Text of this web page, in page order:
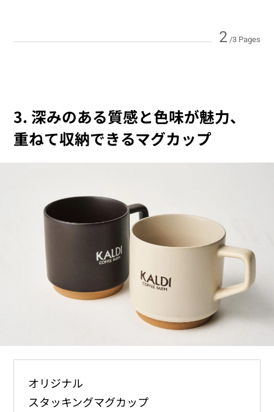
2 /3 Pages
3. 深みのある質感と色味が魅力、
重ねて収納できるマグカップ
オリジナル
スタッキングマグカップ